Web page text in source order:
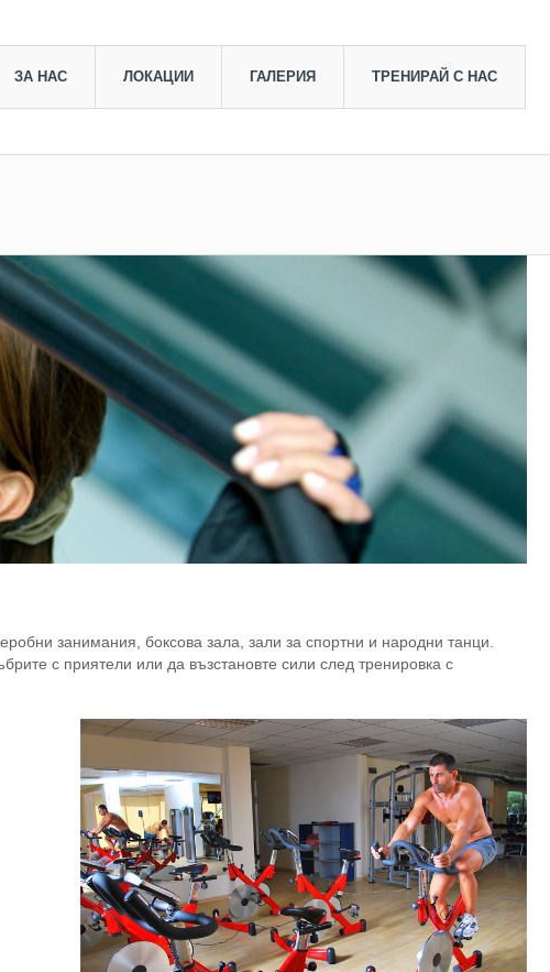
ЗА НАС ЛОКАЦИИ ГАЛЕРИЯ ТРЕНИРАЙ С НАС
занимания, боксова зала, зали за спортни и народни танци.
с приятели или да възстановте сили след тренировка с